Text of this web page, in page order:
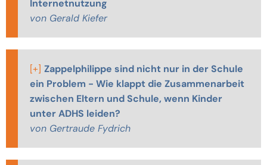
Internetnutzung
von Gerald Kiefer
[+] Zappelphilippe sind nicht nur in der Schule
ein Problem - Wie klappt die Zusammenarbeit
zwischen Eltern und Schule, wenn Kinder
unter ADHS leiden?
von Gertraude Fydrich